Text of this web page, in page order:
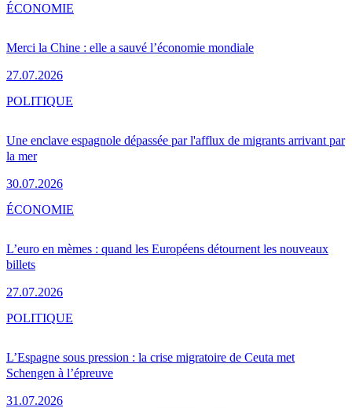
Merci la Chine : elle a sauvé l’économie mondiale
27.07.2026
ÉCONOMIE
Une enclave espagnole dépassée par l'afflux de migrants arrivant par
la mer
30.07.2026
POLITIQUE
L’euro en mèmes : quand les Européens détournent les nouveaux
billets
27.07.2026
ÉCONOMIE
L’Espagne sous pression : la crise migratoire de Ceuta met
Schengen à l’épreuve
31.07.2026
POLITIQUE